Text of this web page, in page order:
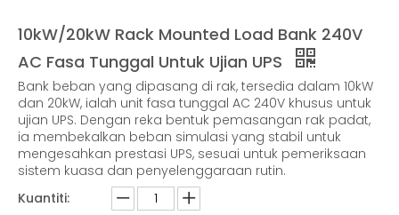
10kW/20kW Rack Mounted Load Bank 240V
AC Fasa Tunggal Untuk Ujian UPS
Bank beban yang dipasang di rak, tersedia dalam 10kW
dan 20kW, ialah unit fasa tunggal AC 240V khusus untuk
ujian UPS. Dengan reka bentuk pemasangan rak padat,
ia membekalkan beban simulasi yang stabil untuk
mengesahkan prestasi UPS, sesuai untuk pemeriksaan
sistem kuasa dan penyelenggaraan rutin.
Kuantiti: